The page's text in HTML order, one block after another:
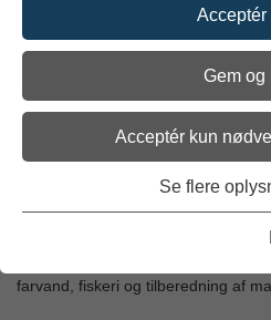
Acceptér
Gem og
Acceptér kun
Se flere
Den klinkbyggede
tradition, brug og
farvand, fiskeri og tilberedning af